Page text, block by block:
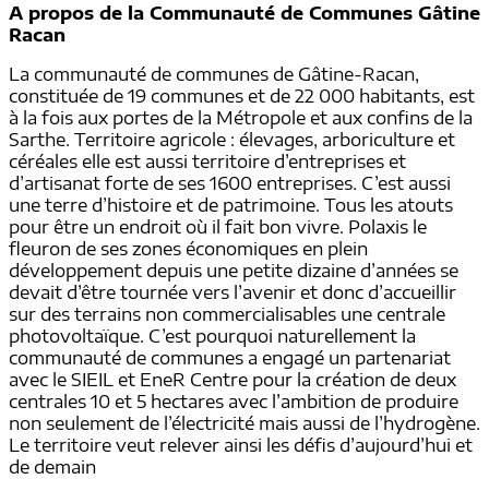
A propos de la Communauté de Communes Gâtine
Racan
La communauté de communes de Gâtine-Racan,
constituée de 19 communes et de 22 000 habitants, est
à la fois aux portes de la Métropole et aux confins de la
Sarthe. Territoire agricole : élevages, arboriculture et
céréales elle est aussi territoire d’entreprises et
d’artisanat forte de ses 1600 entreprises. C’est aussi
une terre d’histoire et de patrimoine. Tous les atouts
pour être un endroit où il fait bon vivre. Polaxis le
fleuron de ses zones économiques en plein
développement depuis une petite dizaine d’années se
devait d’être tournée vers l’avenir et donc d’accueillir
sur des terrains non commercialisables une centrale
photovoltaïque. C’est pourquoi naturellement la
communauté de communes a engagé un partenariat
avec le SIEIL et EneR Centre pour la création de deux
centrales 10 et 5 hectares avec l’ambition de produire
non seulement de l’électricité mais aussi de l’hydrogène.
Le territoire veut relever ainsi les défis d’aujourd’hui et
de demain